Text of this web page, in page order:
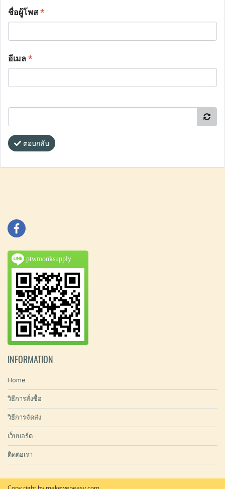
ชื่อผู้โพส*
อีเมล*
ตอบกลับ
ptwmonksupply
INFORMATION
Home
วิธีการสั่งซื้อ
วิธีการจัดส่ง
เว็บบอร์ด
ติดต่อเรา